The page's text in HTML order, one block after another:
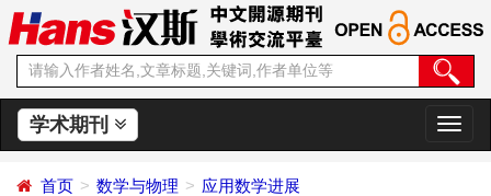
学术期刊
切
换
首页 数学与物理
应用数学进展